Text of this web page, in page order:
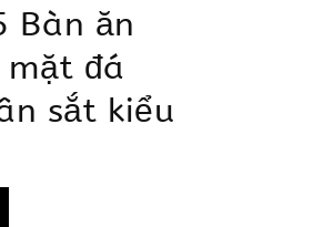
Bàn ăn
mặt đá
sắt kiểu